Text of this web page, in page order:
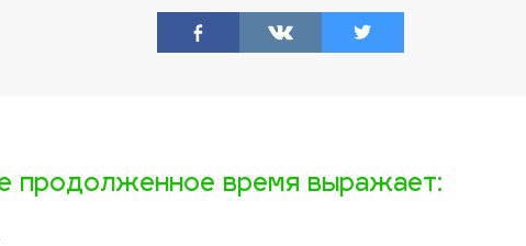
продолженное время выражает:​